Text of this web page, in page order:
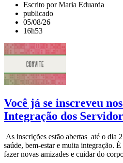
Escrito por Maria Eduarda
publicado
05/08/26
16h53
Você já se inscreveu
Integração dos
As inscrições estão abertas até o dia
saúde, bem-estar e muita integração.
fazer novas amizades e cuidar do